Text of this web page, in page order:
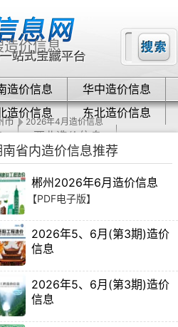
造价信息
华中造价信息
造价信息
东北造价信息
西北造价信息
市 2026年4月造价信息
月造价信息下载
南省内造价信息推荐
郴州2026年6月造价信息
【PDF电子版】
2026年5、6月(第3期)造价
信息
2026年5、6月(第3期)造价
信息